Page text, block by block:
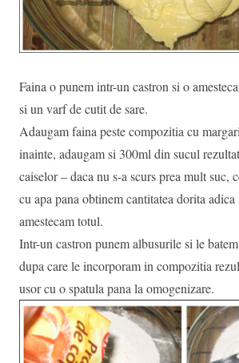
Faina o punem intr-un castron si o
si un varf de cutit de sare.
Adaugam faina peste compozitia cu
inainte, adaugam si 300ml din sucul
caiselor – daca nu s-a scurs prea mult suc,
cu apa pana obtinem cantitatea dorita
amestecam totul.
Intr-un castron punem albusurile si le
dupa care le incorporam in compozitia
usor cu o spatula pana la omogenizare.